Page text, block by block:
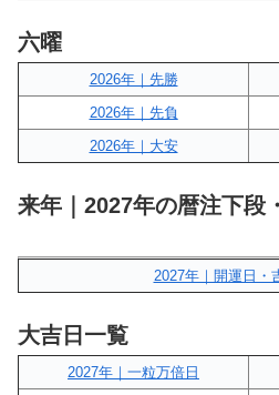
六曜
2026年｜先勝
2026年｜先負
2026年｜大安
来年｜2027年の暦注下段
2027年｜開運日・
大吉日一覧
2027年｜一粒万倍日